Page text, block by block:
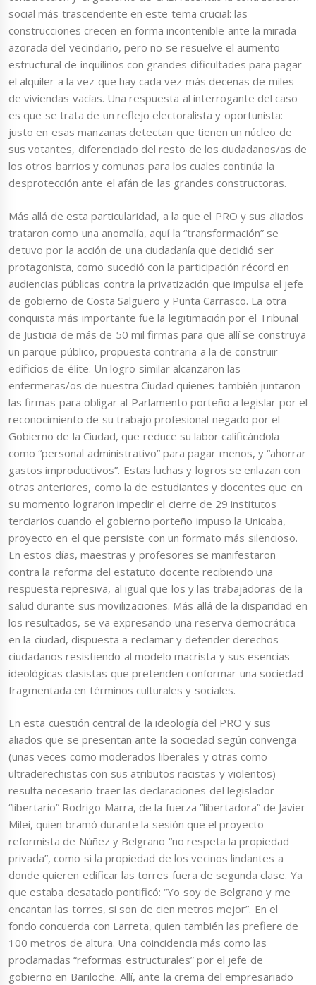
social más trascendente en este tema crucial: las
construcciones crecen en forma incontenible ante la mirada
azorada del vecindario, pero no se resuelve el aumento
estructural de inquilinos con grandes dificultades para pagar
el alquiler a la vez que hay cada vez más decenas de miles
de viviendas vacías. Una respuesta al interrogante del caso
es que se trata de un reflejo electoralista y oportunista:
justo en esas manzanas detectan que tienen un núcleo de
sus votantes, diferenciado del resto de los ciudadanos/as de
los otros barrios y comunas para los cuales continúa la
desprotección ante el afán de las grandes constructoras.
Más allá de esta particularidad, a la que el PRO y sus aliados
trataron como una anomalía, aquí la “transformación” se
detuvo por la acción de una ciudadanía que decidió ser
protagonista, como sucedió con la participación récord en
audiencias públicas contra la privatización que impulsa el jefe
de gobierno de Costa Salguero y Punta Carrasco. La otra
conquista más importante fue la legitimación por el Tribunal
de Justicia de más de 50 mil firmas para que allí se construya
un parque público, propuesta contraria a la de construir
edificios de élite. Un logro similar alcanzaron las
enfermeras/os de nuestra Ciudad quienes también juntaron
las firmas para obligar al Parlamento porteño a legislar por el
reconocimiento de su trabajo profesional negado por el
Gobierno de la Ciudad, que reduce su labor calificándola
como “personal administrativo” para pagar menos, y “ahorrar
gastos improductivos”. Estas luchas y logros se enlazan con
otras anteriores, como la de estudiantes y docentes que en
su momento lograron impedir el cierre de 29 institutos
terciarios cuando el gobierno porteño impuso la Unicaba,
proyecto en el que persiste con un formato más silencioso.
En estos días, maestras y profesores se manifestaron
contra la reforma del estatuto docente recibiendo una
respuesta represiva, al igual que los y las trabajadoras de la
salud durante sus movilizaciones. Más allá de la disparidad en
los resultados, se va expresando una reserva democrática
en la ciudad, dispuesta a reclamar y defender derechos
ciudadanos resistiendo al modelo macrista y sus esencias
ideológicas clasistas que pretenden conformar una sociedad
fragmentada en términos culturales y sociales.
En esta cuestión central de la ideología del PRO y sus
aliados que se presentan ante la sociedad según convenga
(unas veces como moderados liberales y otras como
ultraderechistas con sus atributos racistas y violentos)
resulta necesario traer las declaraciones del legislador
“libertario” Rodrigo Marra, de la fuerza “libertadora” de Javier
Milei, quien bramó durante la sesión que el proyecto
reformista de Núñez y Belgrano “no respeta la propiedad
privada”, como si la propiedad de los vecinos lindantes a
donde quieren edificar las torres fuera de segunda clase. Ya
que estaba desatado pontificó: “Yo soy de Belgrano y me
encantan las torres, si son de cien metros mejor”. En el
fondo concuerda con Larreta, quien también las prefiere de
100 metros de altura. Una coincidencia más como las
proclamadas “reformas estructurales” por el jefe de
gobierno en Bariloche. Allí, ante la crema del empresariado